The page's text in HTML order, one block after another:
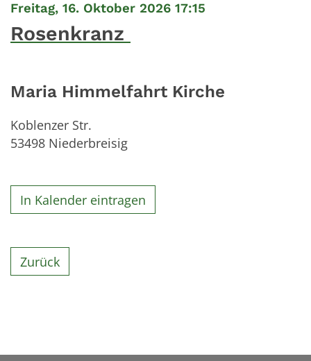
Freitag, 16. Oktober 2026 17:15
Rosenkranz
Maria Himmelfahrt Kirche
Koblenzer Str.
53498 Niederbreisig
In Kalender eintragen
Zurück